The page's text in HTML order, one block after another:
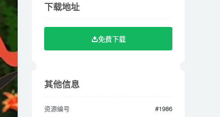
免费下载
资源名称
幻古云界之山海奇缘
下载地址
免费下载
其他信息
资源编号
#1986